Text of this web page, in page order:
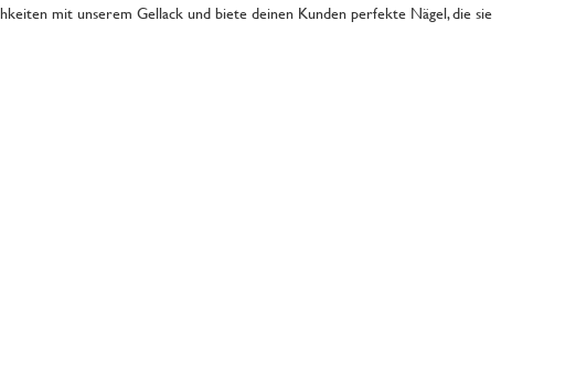
mit unserem Gellack und biete deinen Kunden perfekte Nägel, die sie